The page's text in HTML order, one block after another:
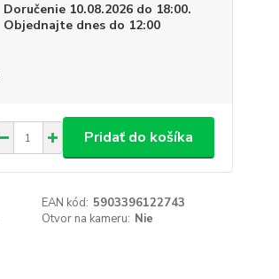
Doručenie 10.08.2026 do 18:00.
Objednajte dnes do 12:00
Pridať do košíka
EAN kód: 5903396122743
Otvor na kameru: Nie